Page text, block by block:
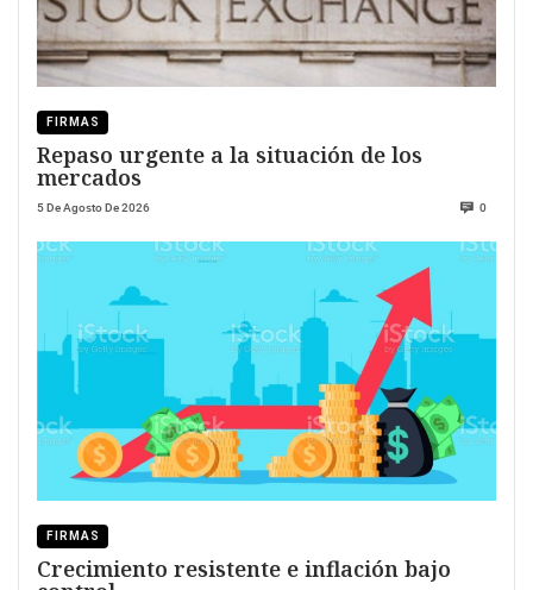
FIRMAS
Repaso urgente a la situación de los
mercados
5 De Agosto De 2026 0
FIRMAS
Crecimiento resistente e inflación bajo